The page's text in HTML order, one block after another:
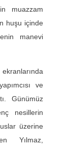
muazzam
huşu içinde
manevi
ve
Günümüz
nesillerin
üzerine
Yılmaz,